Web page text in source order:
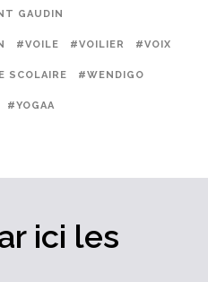
GAUDIN
#VOILE #VOILIER #VOIX
SCOLAIRE #WENDIGO
#YOGAA
ici les